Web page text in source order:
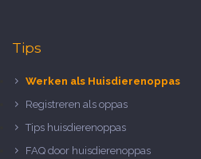
Tips
Werken als Huisdierenoppas
Registreren als oppas
Tips huisdierenoppas
FAQ door huisdierenoppas